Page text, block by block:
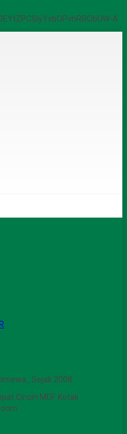
A
, Sejak 2008 .
Cincin MDF Kotak